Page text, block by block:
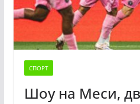
СПОРТ
Шоу на Меси,